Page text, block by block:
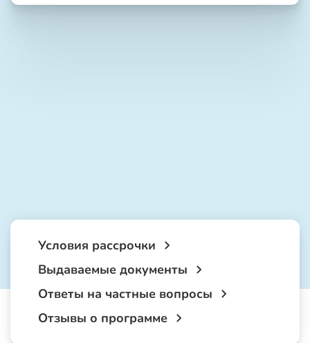
Условия рассрочки
Выдаваемые документы
Ответы на частные вопросы
Отзывы о программе